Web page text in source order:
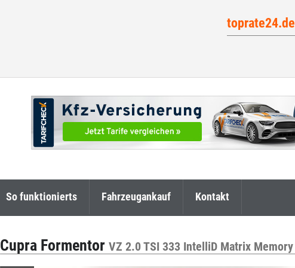
toprate24.de
So funktionierts Fahrzeugankauf Kontakt
Cupra FormentorVZ 2.0 TSI 333 IntelliD Matrix Memory